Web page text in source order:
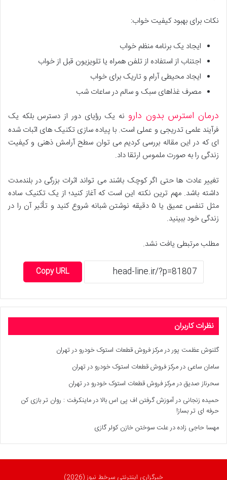
نکات برای بهبود کیفیت خواب:
ایجاد یک برنامه منظم خواب
اجتناب از استفاده از تلفن همراه یا تلویزیون قبل از خواب
ایجاد محیطی آرام و تاریک برای خواب
مصرف غذاهای سبک و سالم در ساعات شب
درمان استرس بدون دارو نه یک رؤیای دور از دسترس بلکه یک
فرآیند علمی تدریجی و عملی است. با پیاده سازی تکنیک های اثبات شده
ای که در این مقاله بررسی کردیم می توان سطح آرامش ذهنی و کیفیت
زندگی را به صورت ملموس ارتقا داد.
تغییر عادت ها حتی اگر کوچک باشند می تواند اثرات بزرگی در بلندمدت
داشته باشد. مهم ترین نکته این است که آغاز کنید؛ از یک تکنیک ساده
مثل تنفس عمیق یا ۵ دقیقه نوشتن شبانه شروع کنید و تأثیر آن را در
زندگی خود ببینید.
مطلب مرتبطی یافت نشد.
Copy URL
نظرات کاربران
گلنوش عظمت پوردرمرکز فروش قطعات استوک خودرو در تهران
سامان ساعی درمرکز فروش قطعات استوک خودرو در تهران
سحرناز صدیقدرمرکز فروش قطعات استوک خودرو در تهران
حمیده زنجانی درآموزش گرفتن اف پی اس بالا در ماینکرفت : روان تر بازی کن
حرفه ای تر بساز!
مهسا حاجی زادهدرعلت سوختن خازن کولر گازی
خبرگزاری اینترنتی سرخط نیوز (2026)